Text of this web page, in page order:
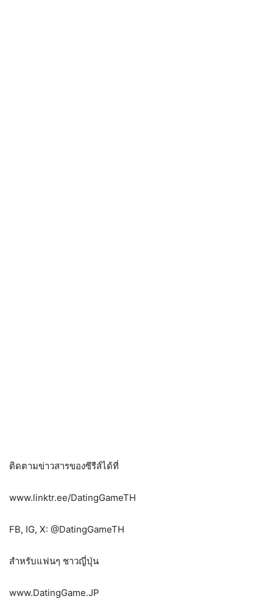
ติดตามข่าวสารของซีรีส์ได้ที่
www.linktr.ee/DatingGameTH
FB, IG, X: @DatingGameTH
สำหรับแฟนๆ ชาวญี่ปุ่น
www.DatingGame.JP